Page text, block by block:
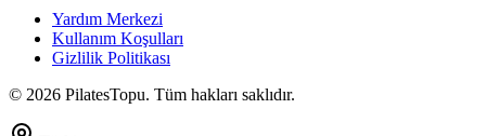
Yardım Merkezi
Kullanım Koşulları
Gizlilik Politikası
© 2026 PilatesTopu. Tüm hakları saklıdır.